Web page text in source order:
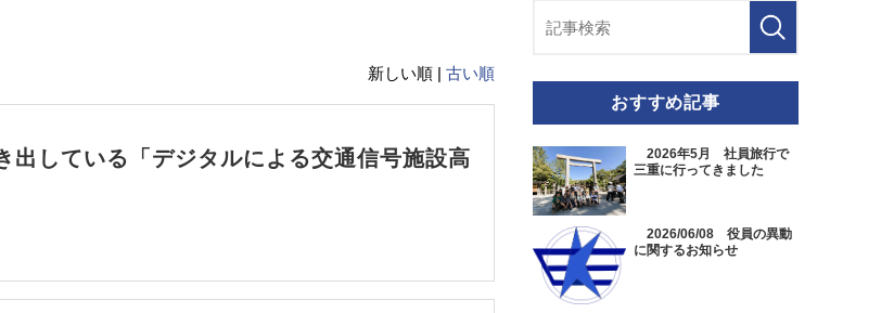
新しい順 | 古い順
している「デジタルによる交通信号施設高
おすすめ記事
2026年5月 社員旅行で
三重に行ってきました
2026/06/08 役員の異動
に関するお知らせ